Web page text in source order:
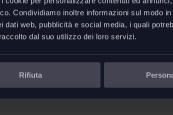
Condividiamo inoltre informazioni sul modo
dati web, pubblicità e social media, i quali
dal suo utilizzo dei loro servizi.
Rifiuta